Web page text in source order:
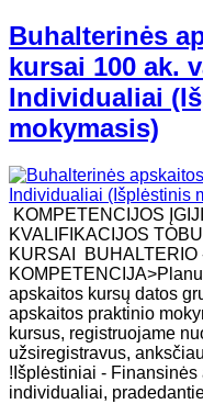
Buhalterinės
kursai 100 ak.
Individualiai
mokymasis)
KOMPETENCIJOS
KVALIFIKACIJOS
KURSAI BUHALTERIO
apskaitos kursų datos
apskaitos praktinio
kursus, registruojame
užsiregistravus,
!Išplėstiniai - Finansinės
individualiai,